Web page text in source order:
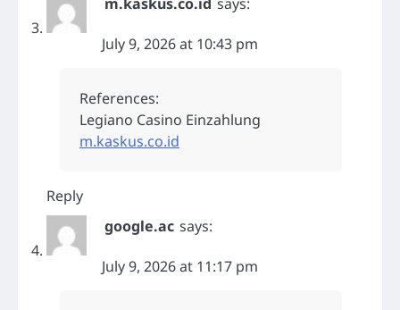
July 9, 2026 at 10:43 pm
References:
Legiano Casino Einzahlung
m.kaskus.co.id
Reply
google.ac says:
July 9, 2026 at 11:17 pm